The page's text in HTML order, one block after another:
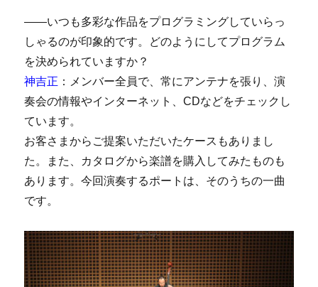
――いつも多彩な作品をプログラミングしていらっ
しゃるのが印象的です。どのようにしてプログラム
を決められていますか？
神吉正 ：メンバー全員で、常にアンテナを張り、演
奏会の情報やインターネット、CDなどをチェックし
ています。
お客さまからご提案いただいたケースもありまし
た。また、カタログから楽譜を購入してみたものも
あります。今回演奏するポートは、そのうちの一曲
です。